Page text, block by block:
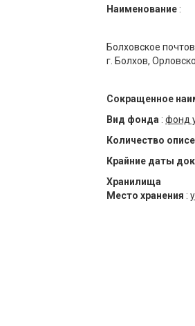
Наименование :
Болховское
г. Болхов,
Сокращенное
Вид фонда : фонд
Количество
Крайние даты
Хранилища
Место хранения :